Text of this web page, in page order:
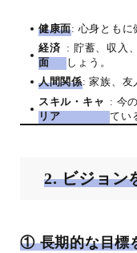
健康面: 心身ともに
経済
面
: 貯蓄、収入
しょう。
人間関係: 家族、友
スキル・キャ
リア
: 今
てい
2. ビジョン
① 長期的な目標